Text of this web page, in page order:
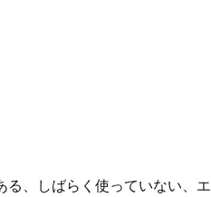
、しばらく使っていない、エ